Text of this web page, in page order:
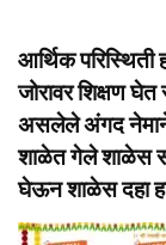
आर्थिक परिस्थिती
जोरावर शिक्षण घेत
असलेले अंगद नेमाने
शाळेत गेले शाळेस
घेऊन शाळेस दहा